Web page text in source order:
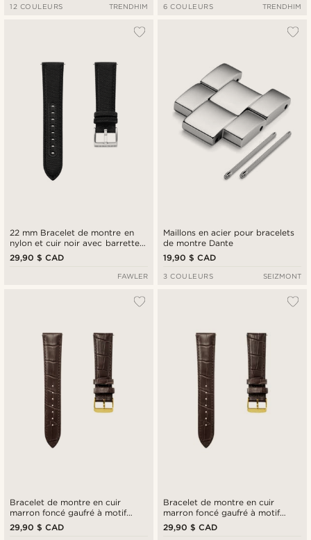
12 COULEURS TRENDHIM 6 COULEURS TRENDHIM
22 mm Bracelet de montre en
nylon et cuir noir avec barrettes
à dégagement rapide
29,90 $ CAD
FAWLER
Maillons en acier pour bracelets
de montre Dante
19,90 $ CAD
3 COULEURS SEIZMONT
Bracelet de montre en cuir
marron foncé gaufré à motif
crocodile 21 mm avec boucle
dorée - Attache rapide
29,90 $ CAD
Bracelet de montre en cuir
marron foncé gaufré à motif
crocodile 18 mm avec boucle
dorée - Attache rapide
29,90 $ CAD